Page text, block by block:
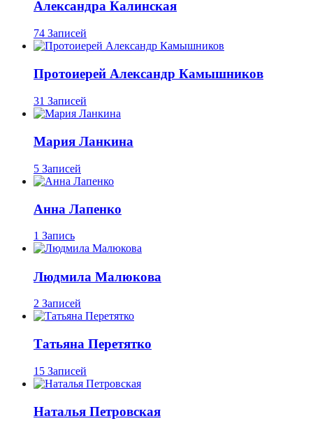
Александра Калинская
74 Записей
Протоиерей Александр Камышников
31 Записей
Мария Ланкина
5 Записей
Анна Лапенко
1 Запись
Людмила Малюкова
2 Записей
Татьяна Перетятко
15 Записей
Наталья Петровская